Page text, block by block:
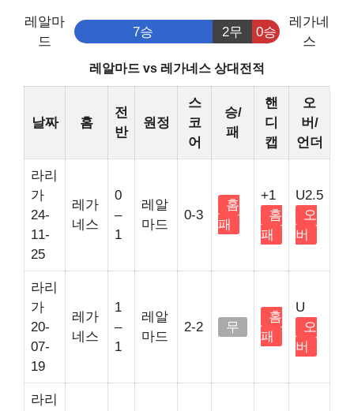
레알마
드
7승 2무 0승
레가네
스
레알마드 vs 레가네스 상대전적
날짜 홈
전
반
원정
스
코
어
승/
패
핸
디
캡
오
버/
언더
라리
가
24-
11-
25
레가
네스
0
–
1
레알
마드
0-3
홈
패
+1
홈
패
U2.5
오
버
라리
가
20-
07-
19
레가
네스
1
–
1
레알
마드
2-2 무
홈
패
U
오
버
라리